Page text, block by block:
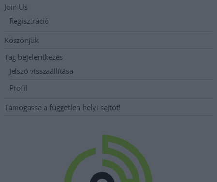
Join Us
Regisztráció
Köszönjük
Tag bejelentkezés
Jelszó visszaállítása
Profil
Támogassa a független helyi sajtót!